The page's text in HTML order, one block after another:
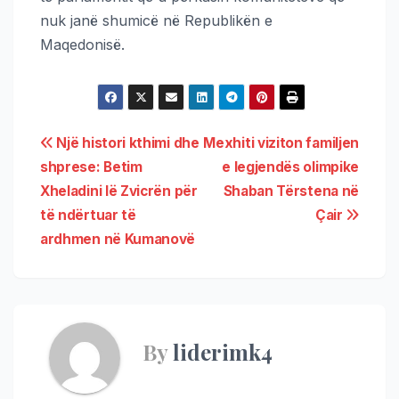
nuk janë shumicë në Republikën e
Maqedonisë.
Mexhiti viziton familjen
e legjendës olimpike
Shaban Tërstena në
Çair
Një histori kthimi dhe
shprese: Betim
Xheladini lë Zvicrën për
të ndërtuar të
ardhmen në Kumanovë
Byliderimk4